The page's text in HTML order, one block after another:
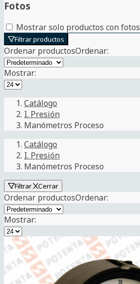
Fotos
Mostrar solo productos con fotos
Filtrar productos
Ordenar productosOrdenar:
Mostrar:
Catálogo
I. Presión
Manómetros Proceso
Catálogo
I. Presión
Manómetros Proceso
Filtrar Cerrar
Ordenar productosOrdenar:
Mostrar: